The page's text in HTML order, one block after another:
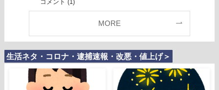
コメント (1)
MORE
生活ネタ・コロナ・逮捕速報・改悪・値上げ＞